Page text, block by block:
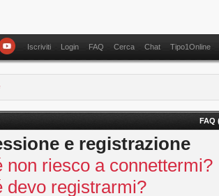
Iscriviti Login FAQ Cerca Chat Tipo1Online
FAQ
e registrazione
non riesco a connettermi?
devo registrarmi?